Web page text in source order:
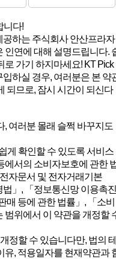
니다!
하는 주식회사 안산프라자
인연에 대해 설명드립니다.
가기 하지마세요! KT Pick
하실 경우, 여러분은 본 약
되므로, 잠시 시간이 되신다
여러분 몰래 슬쩍 바꾸지도
게 확인할 수 있도록 서비스
에서의 소비자보호에 관한
자문서 및 전자거래기본
」, 「정보통신망 이용촉진
매 등에 관한 법률」, 「소비
범위에서 이 약관을 개정할
정할 수 있습니다만, 법의
유, 적용일자를 현재약관과